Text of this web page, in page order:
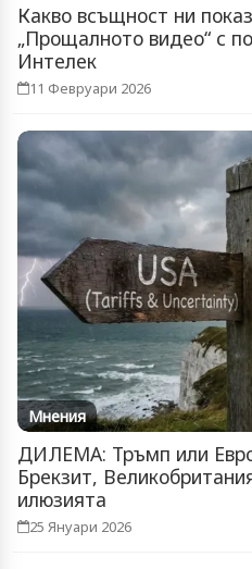
Какво всъщност ни
„Прощалното видео“ с
Интелек
11 Февруари 2026
Мнения
ДИЛЕМА: Тръмп или
Брекзит,
илюзията
25 Януари 2026